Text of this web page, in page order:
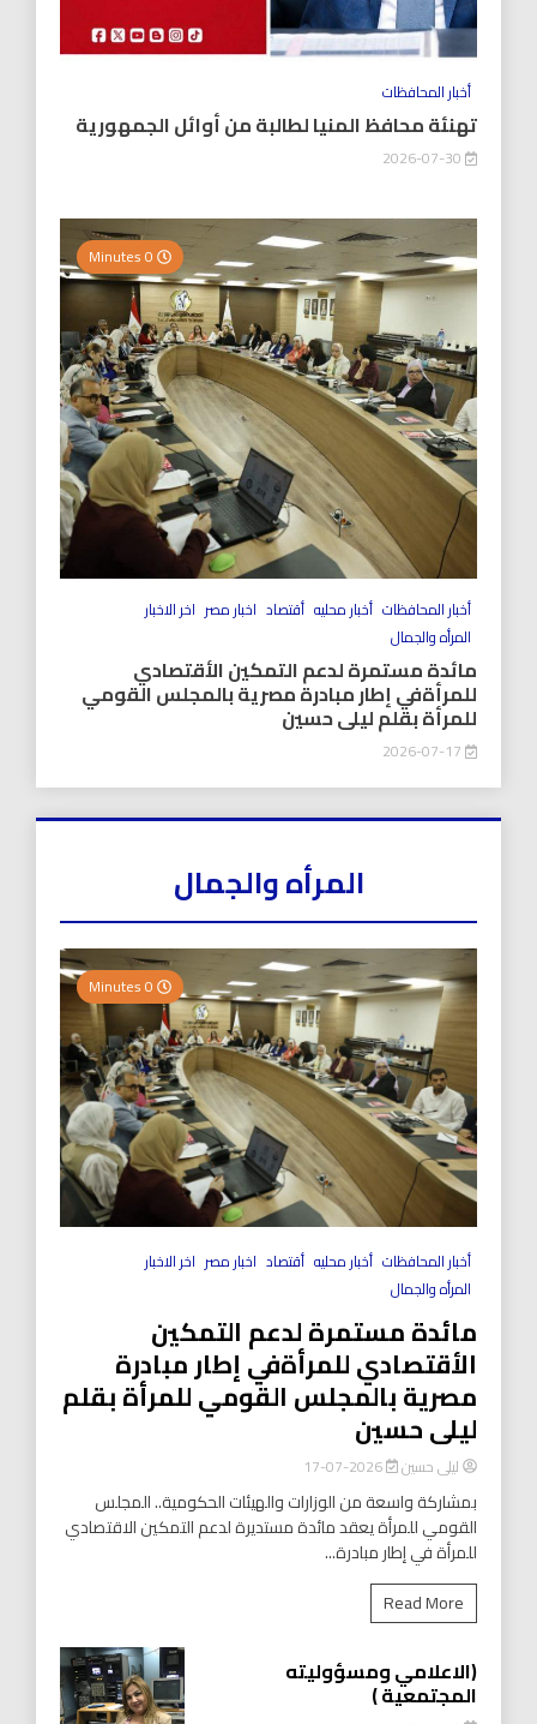
أخبار المحافظات
تهنئة محافظ المنيا لطالبة من أوائل الجمهورية
أخبار المحافظات أخبار محليه أقتصاد اخبار مصر اخر الاخبار
المرأه والجمال
مائدة مستمرة لدعم التمكين الأقتصادي
للمرأةفي إطار مبادرة مصرية بالمجلس القومي
للمرأة بقلم ليلى حسين
المرأه والجمال
أخبار المحافظات أخبار محليه أقتصاد اخبار مصر اخر الاخبار
المرأه والجمال
مائدة مستمرة لدعم التمكين
الأقتصادي للمرأةفي إطار مبادرة
مصرية بالمجلس القومي للمرأة بقلم
ليلى حسين
ليلى حسين 2026-07-17
بمشاركة واسعة من الوزارات والهيئات الحكومية.. المجلس
القومي للمرأة يعقد مائدة مستديرة لدعم التمكين الاقتصادي
للمرأة في إطار مبادرة...
Read More
(الاعلامي ومسؤوليته
المجتمعية )